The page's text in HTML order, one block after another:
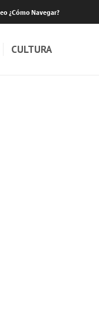
¿Cómo Navegar?
CULTURA